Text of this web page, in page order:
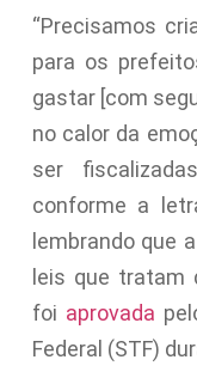
“Precisamos
para os
gastar [com
no calor da
ser
conforme a
lembrando que
leis que tratam
foi aprovada
Federal (STF)